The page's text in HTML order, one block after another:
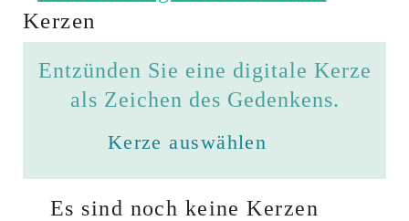
Kerzen
Entzünden Sie eine digitale Kerze
als Zeichen des Gedenkens.
Kerze auswählen
Es sind noch keine Kerzen